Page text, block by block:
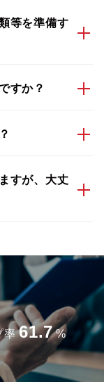
等を準備す
すか？
すが、大丈
率 61.7 %